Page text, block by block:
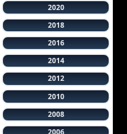
2020
2018
2016
2014
2012
2010
2008
2006